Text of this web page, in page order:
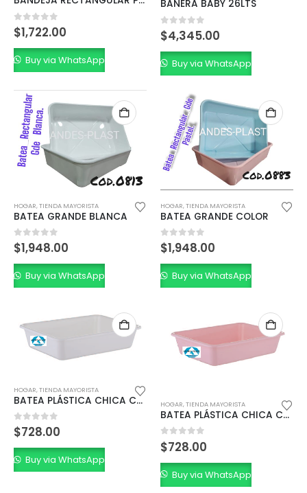
0out of 5
$1,722.00
Buy via WhatsApp
BAÑERA BABY 26LTS
0 out of 5
$4,345.00
Buy via WhatsApp
HOGAR,TIENDA MAYORISTA
BATEA GRANDE BLANCA
0out of 5
$1,948.00
Buy via WhatsApp
HOGAR,TIENDA MAYORISTA
BATEA GRANDE COLOR
0out of 5
$1,948.00
Buy via WhatsApp
HOGAR,TIENDA MAYORISTA
BATEA PLÁSTICA CHICA CARNICERA BLANCA
0 out of 5
$728.00
Buy via WhatsApp
HOGAR,TIENDA MAYORISTA
BATEA PLÁSTICA CHICA COLOR
0 out of 5
$728.00
Buy via WhatsApp